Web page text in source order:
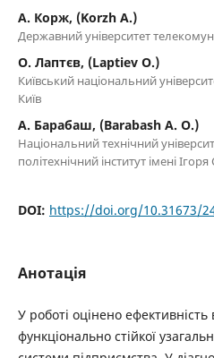
А. Корж, (Korzh A.)
Державний університет
О. Лаптєв, (Laptiev O.)
Київський національний
Київ
А. Барабаш, (Barabash A. O.)
Національний технічний
політехнічний інститут імені
DOI: https://doi.org/10.31673/
Анотація
У роботі оцінено
функціонально стійкої